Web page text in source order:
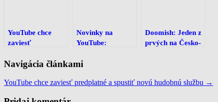
YouTube chce
zaviesť
spustiť novú
Novinky na
YouTube:
videa,
titulky,
Doomish: Jeden z
prvých na Česko-
Navigácia článkami
YouTube chce zaviesť predplatné a spustiť novú hudobnú službu →